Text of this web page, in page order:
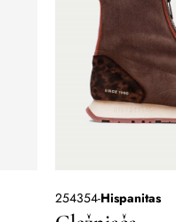
254354-Hispanitas